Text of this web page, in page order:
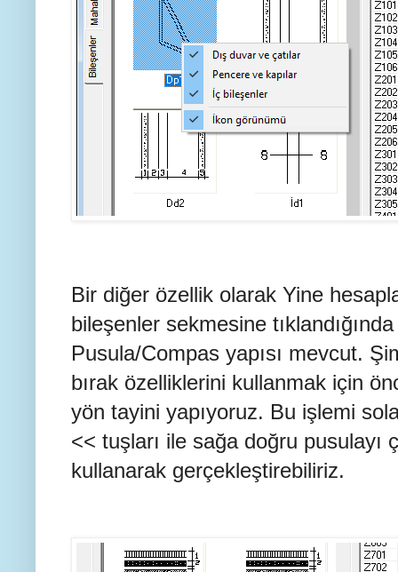
Bir diğer özellik olarak Yine
bileşenler sekmesine
Pusula/Compas yapısı mevcut.
bırak özelliklerini kullanmak için
yön tayini yapıyoruz. Bu işlemi
<< tuşları ile sağa doğru pusulayı
kullanarak gerçekleştirebiliriz.